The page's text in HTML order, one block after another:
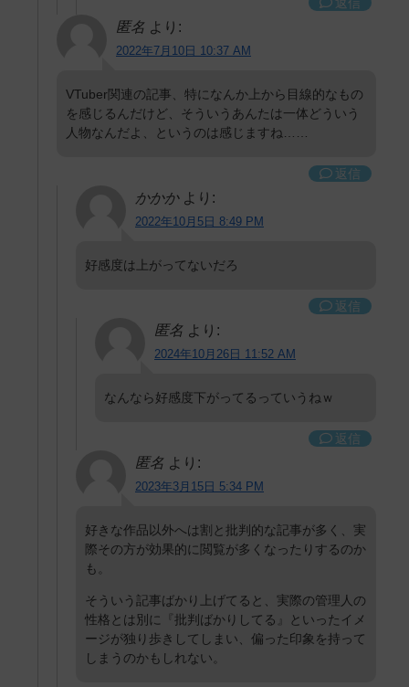
匿名 より:
2022年7月10日 10:37 AM
VTuber関連の記事、特になんか上から目線的なもの
を感じるんだけど、そういうあんたは一体どういう
人物なんだよ、というのは感じますね……
返信
かかか より:
2022年10月5日 8:49 PM
好感度は上がってないだろ
返信
匿名 より:
2024年10月26日 11:52 AM
なんなら好感度下がってるっていうねｗ
返信
匿名 より:
2023年3月15日 5:34 PM
好きな作品以外へは割と批判的な記事が多く、実
際その方が効果的に閲覧が多くなったりするのか
も。
そういう記事ばかり上げてると、実際の管理人の
性格とは別に『批判ばかりしてる』といったイメ
ージが独り歩きしてしまい、偏った印象を持って
しまうのかもしれない。